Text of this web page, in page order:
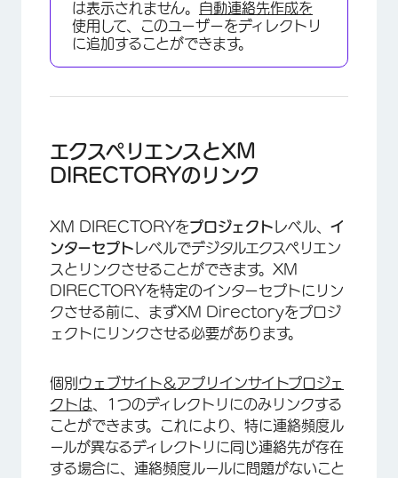
は表示されません。 自動連絡先作成を
使用して、このユーザーをディレクトリ
に追加することができます。
エクスペリエンスとXM
DIRECTORYのリンク
XM DIRECTORYをプロジェクト レベル、 イ
ンターセプト レベルでデジタルエクスペリエン
スとリンクさせることができます。XM
DIRECTORYを特定のインターセプトにリン
クさせる前に、まずXM Directoryをプロジ
ェクトにリンクさせる必要があります。
個別 ウェブサイト＆アプリインサイトプロジェ
クトは 、1つのディレクトリにのみリンクする
ことができます。これにより、特に連絡頻度ル
ールが異なるディレクトリに同じ連絡先が存在
する場合に、連絡頻度ルールに問題がないこと